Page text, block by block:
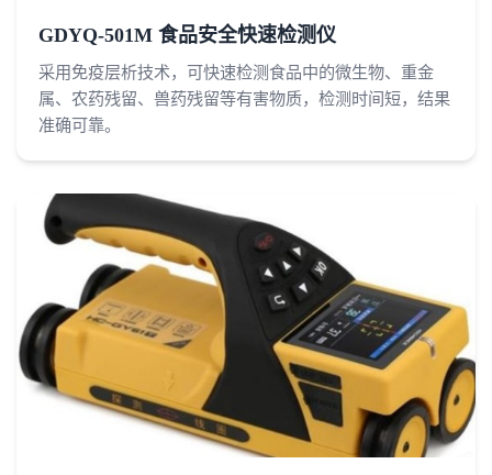
GDYQ-501M 食品安全快速检测仪
采用免疫层析技术，可快速检测食品中的微生物、重金
属、农药残留、兽药残留等有害物质，检测时间短，结果
准确可靠。